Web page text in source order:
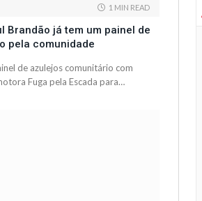
1 MIN READ
Brandão já tem um painel de
pela comunidade
de azulejos comunitário com
Fuga pela Escada para…